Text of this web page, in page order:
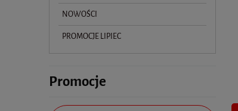
NOWOŚCI
PROMOCJE LIPIEC
Promocje